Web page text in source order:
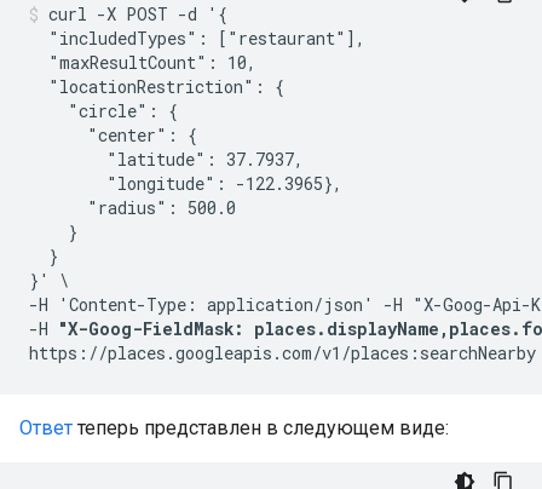
curl -X POST -d '{
  "includedTypes": ["restaurant"],
  "maxResultCount": 10,
  "locationRestriction": {
    "circle": {
      "center": {
        "latitude": 37.7937,
        "longitude": -122.3965},
      "radius": 500.0
    }
  }
}' \
-H 'Content-Type: application/json' -H "X-Goog-Api-
-H "X-Goog-FieldMask:
Ответ теперь представлен в следующем виде: